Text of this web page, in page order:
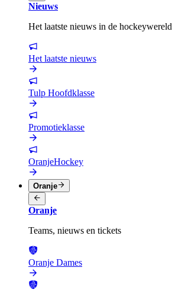
Nieuws
Het laatste nieuws in de hockeywereld
Het laatste nieuws
Tulp Hoofdklasse
Promotieklasse
OranjeHockey
Oranje
Oranje
Teams, nieuws en tickets
Oranje Dames